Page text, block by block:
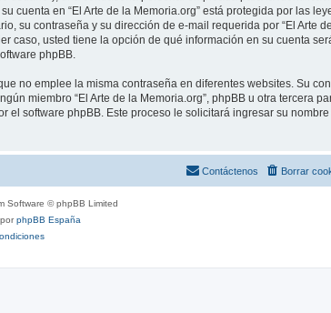
cuenta en “El Arte de la Memoria.org” está protegida por las
contraseña y su dirección de e-mail requerida por “El Arte
caso, usted tiene la opción de qué información en su cuenta
phpBB.
no emplee la misma contraseña en diferentes websites. Su
miembro “El Arte de la Memoria.org”, phpBB u otra tercera
software phpBB. Este proceso le solicitará ingresar su
Borrar
Contáctenos
Software © phpBB Limited
phpBB España